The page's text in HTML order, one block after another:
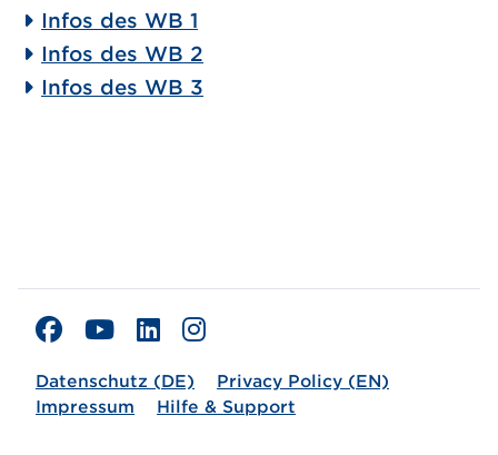
Infos des WB 1
Infos des WB 2
Infos des WB 3
Datenschutz (DE)
Privacy Policy (EN)
Impressum
Hilfe & Support